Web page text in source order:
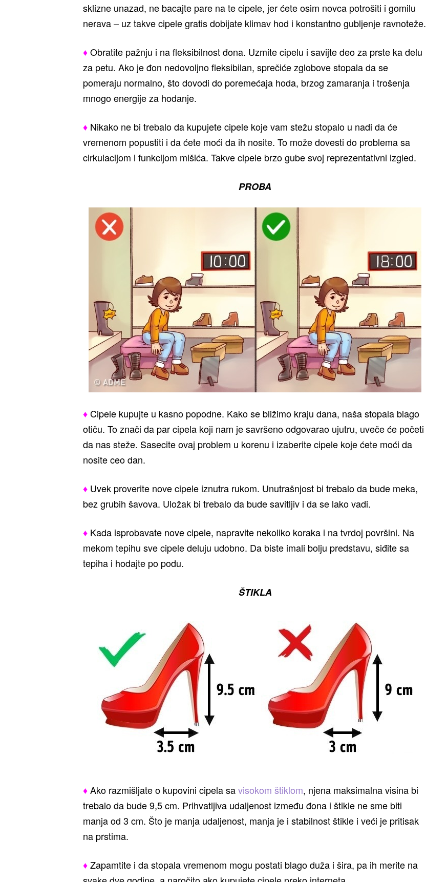
sklizne unazad, ne bacajte pare na te cipele, jer ćete osim novca potrošiti i gomilu
nerava – uz takve cipele gratis dobijate klimav hod i konstantno gubljenje ravnoteže.
♦Obratite pažnju i na fleksibilnost đona. Uzmite cipelu i savijte deo za prste ka delu
za petu. Ako je đon nedovoljno fleksibilan, sprečiće zglobove stopala da se
pomeraju normalno, što dovodi do poremećaja hoda, brzog zamaranja i trošenja
mnogo energije za hodanje.
♦ Nikako ne bi trebalo da kupujete cipele koje vam stežu stopalo u nadi da će
vremenom popustiti i da ćete moći da ih nosite. To može dovesti do problema sa
cirkulacijom i funkcijom mišića. Takve cipele brzo gube svoj reprezentativni izgled.
PROBA
♦Cipele kupujte u kasno popodne. Kako se bližimo kraju dana, naša stopala blago
otiču. To znači da par cipela koji nam je savršeno odgovarao ujutru, uveče će početi
da nas steže. Sasecite ovaj problem u korenu i izaberite cipele koje ćete moći da
nosite ceo dan.
♦ Uvek proverite nove cipele iznutra rukom. Unutrašnjost bi trebalo da bude meka,
bez grubih šavova. Uložak bi trebalo da bude savitljiv i da se lako vadi.
♦ Kada isprobavate nove cipele, napravite nekoliko koraka i na tvrdoj površini. Na
mekom tepihu sve cipele deluju udobno. Da biste imali bolju predstavu, siđite sa
tepiha i hodajte po podu.
ŠTIKLA
♦Ako razmišljate o kupovini cipela savisokom štiklom, njena maksimalna visina bi
trebalo da bude 9,5 cm. Prihvatljiva udaljenost između đona i štikle ne sme biti
manja od 3 cm. Što je manja udaljenost, manja je i stabilnost štikle i veći je pritisak
na prstima.
♦Zapamtite i da stopala vremenom mogu postati blago duža i šira, pa ih merite na